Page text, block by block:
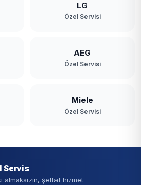
LG
Özel Servisi
AEG
Özel Servisi
Miele
Özel Servisi
Servis
almaksızın, şeffaf hizmet